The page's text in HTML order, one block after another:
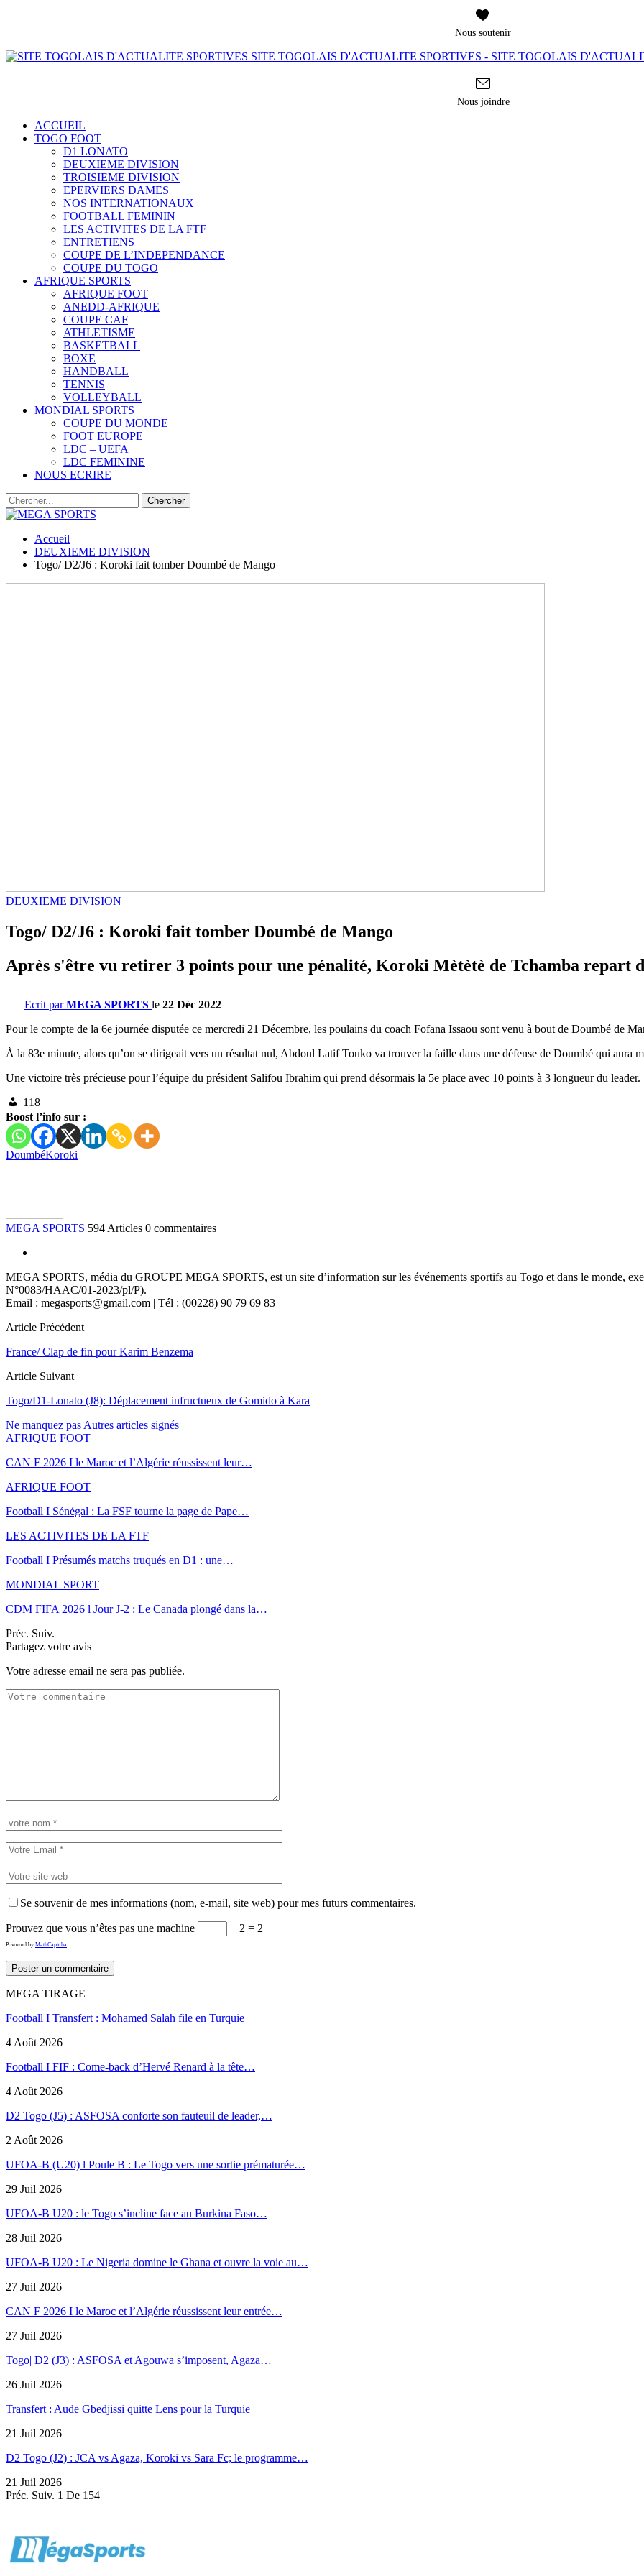
Nous soutenir
SITE TOGOLAIS D'ACTUALITE SPORTIVES - SITE TOGOLAIS
Nous joindre
ACCUEIL
TOGO FOOT
D1 LONATO
DEUXIEME DIVISION
TROISIEME DIVISION
EPERVIERS DAMES
NOS INTERNATIONAUX
FOOTBALL FEMININ
LES ACTIVITES DE LA FTF
ENTRETIENS
COUPE DE L’INDEPENDANCE
COUPE DU TOGO
AFRIQUE SPORTS
AFRIQUE FOOT
ANEDD-AFRIQUE
COUPE CAF
ATHLETISME
BASKETBALL
BOXE
HANDBALL
TENNIS
VOLLEYBALL
MONDIAL SPORTS
COUPE DU MONDE
FOOT EUROPE
LDC – UEFA
LDC FEMININE
NOUS ECRIRE
Accueil
DEUXIEME DIVISION
Togo/ D2/J6 : Koroki fait tomber Doumbé de Mango
DEUXIEME DIVISION
Togo/ D2/J6 : Koroki fait tomber Doumbé de Mango
Après s'être vu retirer 3 points pour une pénalité, Koroki Mètètè de Tchamba repart
Ecrit parMEGA SPORTS le 22 Déc 2022
Pour le compte de la 6e journée disputée ce mercredi 21 Décembre, les poulains du coach Fofana Issaou sont venu à bout de Doumbé de
À la 83e minute, alors qu’on se dirigeait vers un résultat nul, Abdoul Latif Touko va trouver la faille dans une défense de Doumbé qui aura
Une victoire très précieuse pour l’équipe du président Salifou Ibrahim qui prend désormais la 5e place avec 10 points à 3 longueur du leader.
118
Boost l’info sur :
DoumbéKoroki
MEGA SPORTS 594 Articles 0 commentaires
MEGA SPORTS, média du GROUPE MEGA SPORTS, est un site d’information sur les événements sportifs au Togo et dans le monde,
N°0083/HAAC/01-2023/pl/P).
Email : megasports@gmail.com | Tél : (00228) 90 79 69 83
Article Précédent
France/ Clap de fin pour Karim Benzema
Article Suivant
Togo/D1-Lonato (J8): Déplacement infructueux de Gomido à Kara
Ne manquez pas Autres articles signés
AFRIQUE FOOT
CAN F 2026 I le Maroc et l’Algérie réussissent leur…
AFRIQUE FOOT
Football I Sénégal : La FSF tourne la page de Pape…
LES ACTIVITES DE LA FTF
Football I Présumés matchs truqués en D1 : une…
MONDIAL SPORT
CDM FIFA 2026 l Jour J-2 : Le Canada plongé dans la…
Préc. Suiv.
Partagez votre avis
Votre adresse email ne sera pas publiée.
Se souvenir de mes informations (nom, e-mail, site web) pour mes futurs commentaires.
Prouvez que vous n’êtes pas une machine − 2 = 2
Powered by MathCaptcha
MEGA TIRAGE
Football I Transfert : Mohamed Salah file en Turquie
4 Août 2026
Football I FIF : Come-back d’Hervé Renard à la tête…
4 Août 2026
D2 Togo (J5) : ASFOSA conforte son fauteuil de leader,…
2 Août 2026
UFOA-B (U20) l Poule B : Le Togo vers une sortie prématurée…
29 Juil 2026
UFOA-B U20 : le Togo s’incline face au Burkina Faso…
28 Juil 2026
UFOA-B U20 : Le Nigeria domine le Ghana et ouvre la voie au…
27 Juil 2026
CAN F 2026 I le Maroc et l’Algérie réussissent leur entrée…
27 Juil 2026
Togo| D2 (J3) : ASFOSA et Agouwa s’imposent, Agaza…
26 Juil 2026
Transfert : Aude Gbedjissi quitte Lens pour la Turquie
21 Juil 2026
D2 Togo (J2) : JCA vs Agaza, Koroki vs Sara Fc; le programme…
21 Juil 2026
Préc. Suiv. 1 De 154